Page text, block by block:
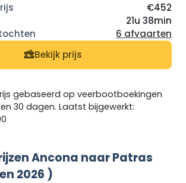
€452
21u 38min
6 afvaarten
Bekijk prijs
gebaseerd op veerbootboekingen
30 dagen. Laatst bijgewerkt:
Ancona naar Patras
2026 )